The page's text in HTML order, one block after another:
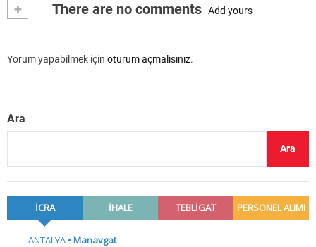
+ There are no comments Add yours
Yorum yapabilmek için oturum açmalısınız.
Ara
Ara